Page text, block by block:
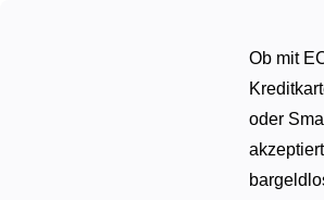
Ob mit
oder